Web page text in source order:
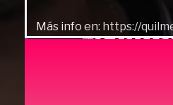
Más info en: https://